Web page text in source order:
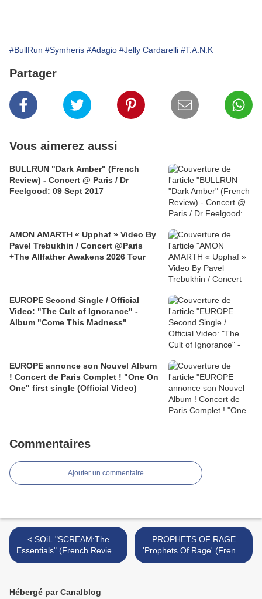
#BullRun #Symheris #Adagio #Jelly Cardarelli #T.A.N.K
Partager
Vous aimerez aussi
BULLRUN "Dark Amber" (French
Review) - Concert @ Paris / Dr
Feelgood: 09 Sept 2017
AMON AMARTH « Upphaf » Video By
Pavel Trebukhin / Concert @Paris
+The Allfather Awakens 2026 Tour
EUROPE Second Single / Official
Video: "The Cult of Ignorance" -
Album "Come This Madness"
EUROPE annonce son Nouvel Album
! Concert de Paris Complet ! "One On
One" first single (Official Video)
Commentaires
Ajouter un commentaire
< SOiL "SCREAM:The
Essentials" (French Review)
- Official Video 'Gimme
2018
PROPHETS OF RAGE
'Prophets Of Rage' (French
Review) - 4 Videos "Unfuck
Hébergé par Canalblog